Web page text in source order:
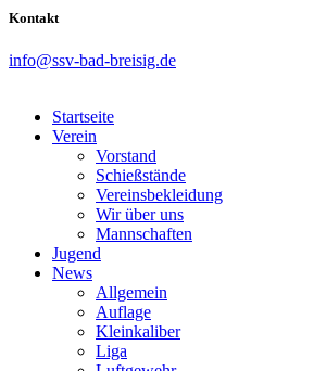
Kontakt
info@ssv-bad-breisig.de
Startseite
Verein
Vorstand
Schießstände
Vereinsbekleidung
Wir über uns
Mannschaften
Jugend
News
Allgemein
Auflage
Kleinkaliber
Liga